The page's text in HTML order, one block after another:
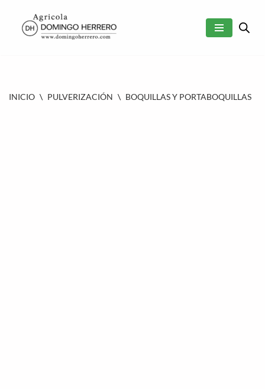
SALTAR
INICIO \ PULVERIZACIÓN \ BOQUILLAS Y PORTABOQUILLAS